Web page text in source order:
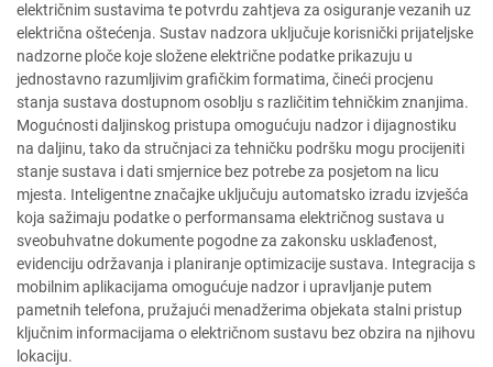
električnim sustavima te potvrdu zahtjeva za osiguranje vezanih uz
električna oštećenja. Sustav nadzora uključuje korisnički prijateljske
nadzorne ploče koje složene električne podatke prikazuju u
jednostavno razumljivim grafičkim formatima, čineći procjenu
stanja sustava dostupnom osoblju s različitim tehničkim znanjima.
Mogućnosti daljinskog pristupa omogućuju nadzor i dijagnostiku
na daljinu, tako da stručnjaci za tehničku podršku mogu procijeniti
stanje sustava i dati smjernice bez potrebe za posjetom na licu
mjesta. Inteligentne značajke uključuju automatsko izradu izvješća
koja sažimaju podatke o performansama električnog sustava u
sveobuhvatne dokumente pogodne za zakonsku usklađenost,
evidenciju održavanja i planiranje optimizacije sustava. Integracija s
mobilnim aplikacijama omogućuje nadzor i upravljanje putem
pametnih telefona, pružajući menadžerima objekata stalni pristup
ključnim informacijama o električnom sustavu bez obzira na njihovu
lokaciju.